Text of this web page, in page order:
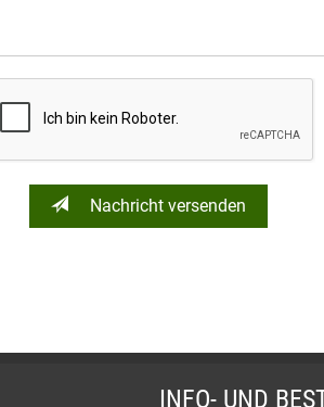
Nachricht versenden
INFO- UND